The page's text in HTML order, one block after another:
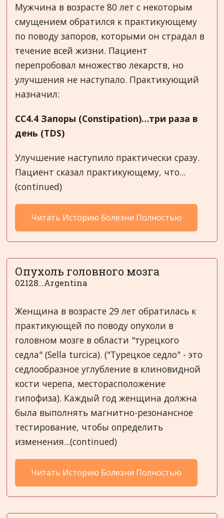
Мужчина в возрасте 80 лет с некоторым
смущением обратился к практикующему
по поводу запоров, которыми он страдал в
течение всей жизни. Пациент
перепробовал множество лекарств, но
улучшения не наступало. Практикующий
назначил:
CC4.4 Запоры (Constipation)…три раза в
день (TDS)
Улучшение наступило практически сразу.
Пациент сказал практикующему, что...
(continued)
Читать Историю Болезни Полностью
Опухоль головного мозга
02128...Argentina
Женщина в возрасте 29 лет обратилась к
практикующей по поводу опухоли в
головном мозге в области "турецкого
седла" (Sella turcica). ("Турецкое седло" - это
седлообразное углубление в клиновидной
кости черепа, месторасположение
гипофиза). Каждый год женщина должна
была выполнять магнитно-резонансное
тестирование, чтобы определить
изменения...(continued)
Читать Историю Болезни Полностью